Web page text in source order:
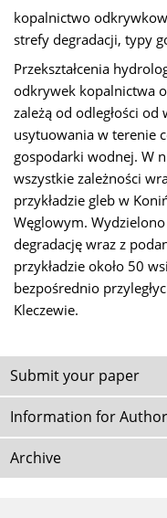
kopalnictwo
strefy degradacji, typy
Przekształcenia
odkrywek kopalnictwa
zależą od odległości
usytuowania w terenie
gospodarki wodnej. W
wszystkie zależności
przykładzie gleb w
Węglowym.
degradację wraz z
przykładzie około 50
bezpośrednio
Kleczewie.
Submit your paper
Information for
Archive